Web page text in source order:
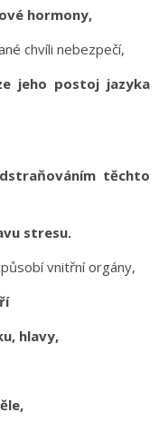
hormony,
chvíli nebezpečí,
jeho postoj jazyka
těchto
stresu.
vnitřní orgány,
hlavy,